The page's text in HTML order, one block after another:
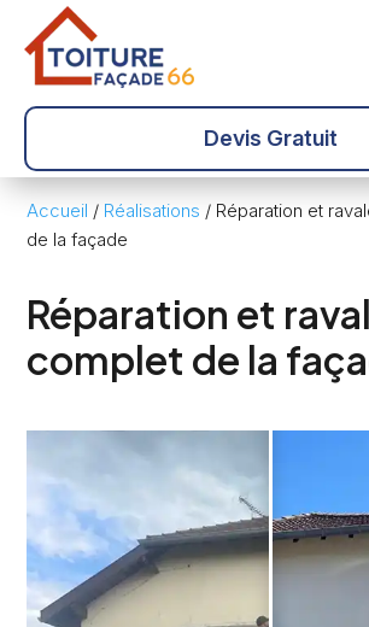
Devis Gratuit
Accueil / Réalisations / Réparation et
de la façade
Réparation et
complet de la